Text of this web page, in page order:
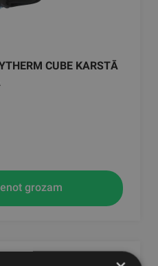
CUBE KARSTĀ
grozam